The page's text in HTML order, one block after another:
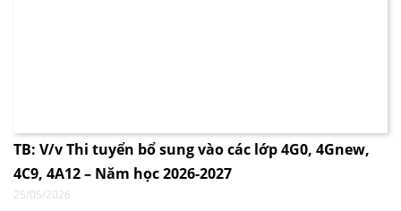
TB: V/v Thi tuyển bổ sung vào các lớp 4G0, 4Gnew,
4C9, 4A12 – Năm học 2026-2027
25/05/2026